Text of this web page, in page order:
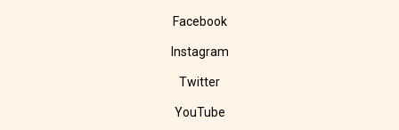
Facebook
Instagram
Twitter
YouTube